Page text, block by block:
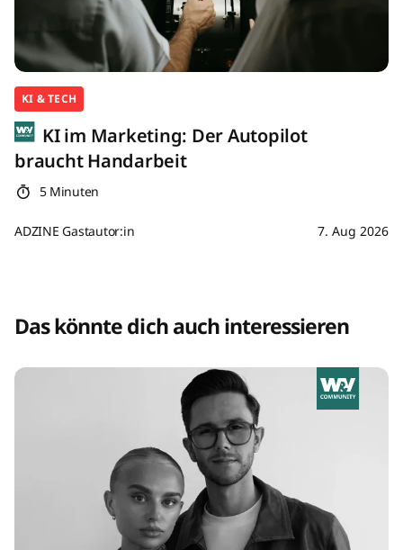
KI & TECH
KI im Marketing: Der Autopilot
braucht Handarbeit
5 Minuten
ADZINE Gastautor:in 7. Aug 2026
Das könnte dich auch interessieren